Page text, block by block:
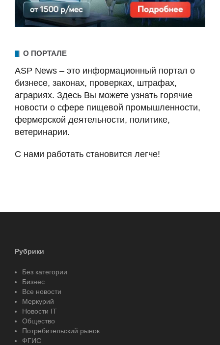
О ПОРТАЛЕ
ASP News – это информационный портал о
бизнесе, законах, проверках, штрафах,
аграриях. Здесь Вы можете узнать горячие
новости о сфере пищевой промышленности,
фермерской деятельности, политике,
ветеринарии.
С нами работать становится легче!
Рубрики
Без категории
Бизнес
Все новости
Меркурий
Новости IT
Общество
Потребительский рынок
ФГИС